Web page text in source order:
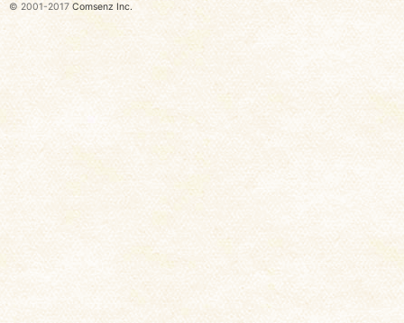
© 2001-2017 Comsenz Inc.